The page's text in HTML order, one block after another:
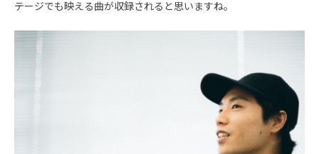
テージでも映える曲が収録されると思いますね。